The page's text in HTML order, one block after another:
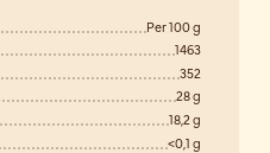
Per 100 g
1463
352
28 g
18,2 g
<0,1 g